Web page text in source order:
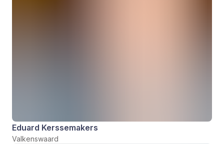
Eduard Kerssemakers
Valkenswaard